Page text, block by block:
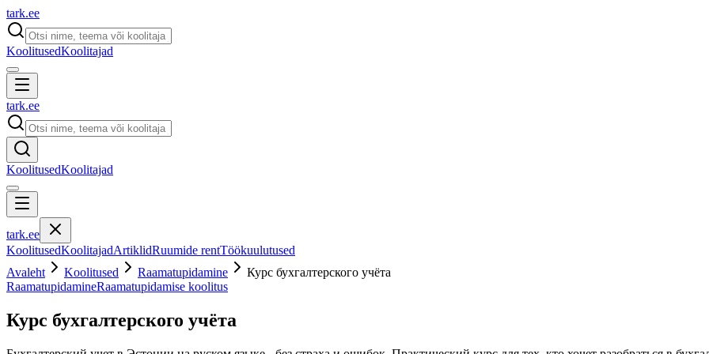
tark.ee
KoolitusedKoolitajad
tark.ee
KoolitusedKoolitajad
tark.ee
KoolitusedKoolitajadArtiklidRuumide rentTöökuulutused
Avaleht
Koolitused Raamatupidamine
Курс бухгалтерского учёта
RaamatupidamineRaamatupidamise koolitus
Курс бухгалтерского учёта